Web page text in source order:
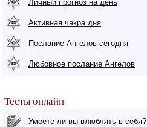
Личный прогноз на день
Активная чакра дня
Послание Ангелов сегодня
Любовное послание Ангелов
Тесты онлайн
Умеете ли вы влюблять в себя?